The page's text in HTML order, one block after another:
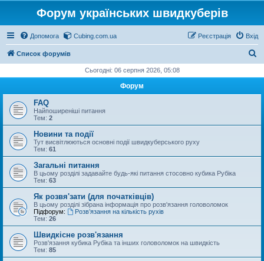
Форум українських швидкуберів
Допомога Cubing.com.ua Вхід
Реєстрація
Список форумів
у
Сьогодні: 06 серпня 2026, 05:08
Форум
FAQ
Найпоширеніші питання
Тем: 2
Новини та події
Тут висвітлюються основні події швидкуберського руху
Тем: 61
Загальні питання
В цьому розділі задавайте будь-які питання стосовно кубика Рубіка
Тем: 63
Як розвя'зати (для початківців)
В цьому розділі зібрана інформація про розв'язання головоломок
Підфорум:
Розв’язання на кількість рухів
Тем: 26
Швидкісне розв'язання
Розв'язання кубика Рубіка та інших головоломок на швидкість
Тем: 85